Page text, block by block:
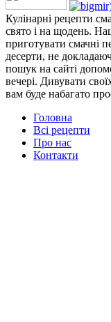
Кулінарні рецепти
свято і на щодень.
приготувати смачні
десерти, не
пошук на сайті
вечері. Дивувати
вам буде набагато
Головна
Всі рецепти
Про нас
Контакти